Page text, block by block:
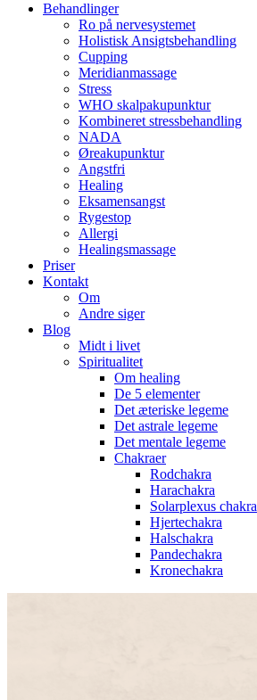
Behandlinger
Ro på nervesystemet
Holistisk Ansigtsbehandling
Cupping
Meridianmassage
Stress
WHO skalpakupunktur
Kombineret stressbehandling
NADA
Øreakupunktur
Angstfri
Healing
Eksamensangst
Rygestop
Allergi
Healingsmassage
Priser
Kontakt
Om
Andre siger
Blog
Midt i livet
Spiritualitet
Om healing
De 5 elementer
Det æteriske legeme
Det astrale legeme
Det mentale legeme
Chakraer
Rodchakra
Harachakra
Solarplexus chakra
Hjertechakra
Halschakra
Pandechakra
Kronechakra